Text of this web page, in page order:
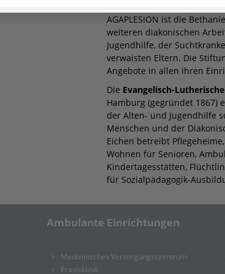
Aktionäre. Neben ihrem
AGAPLESION ist die
weiteren diakonischen
Jugendhilfe, der
verwaisten Eltern. Die
Angebote in allen ihren
Die Evangelisch-
Hamburg (gegründet 1867)
der Alten- und Jugendhilfe
Menschen und der
Eichen betreibt
Wohnen für Senioren,
Kindertagesstätten,
für Sozialpädagogik-
Ambulante Einrichtungen
Medizinisches Versorgungsszentrum
Praxisklinik